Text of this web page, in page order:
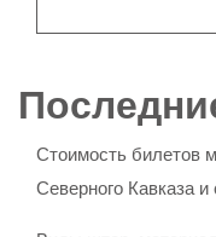
Стоимость билетов
Северного Кавказа и